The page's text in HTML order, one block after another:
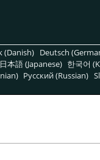
(Danish) Deutsch
日本語 (Japanese) 한국어
Pусский (Russian)